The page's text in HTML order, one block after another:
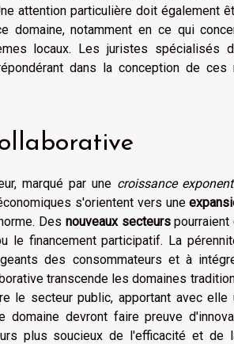
attention particulière doit également
domaine, notamment en ce qui
locaux. Les juristes spécialisés
dans la conception de ces
marqué par une croissance
s'orientent vers une
Des nouveaux secteurspourraient
le financement participatif. La
des consommateurs et à
transcende les domaines
le secteur public, apportant avec elle
devront faire preuve
plus soucieux de l'efficacité et de